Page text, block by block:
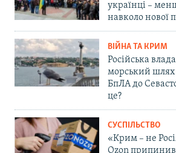
українці –
навколо нової
ВІЙНА ТА КРИМ
Російська
морський шлях
БпЛА до
це?
СУСПІЛЬСТВО
«Крим – не
Ozon